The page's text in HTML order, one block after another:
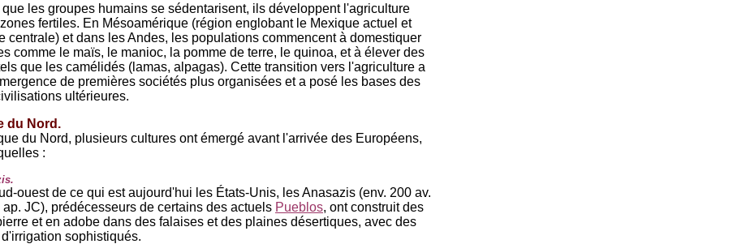
les groupes humains se sédentarisent, ils développent l'agriculture
fertiles. En Mésoamérique (région englobant le Mexique actuel et
centrale) et dans les Andes, les populations commencent à domestiquer
comme le maïs, le manioc, la pomme de terre, le quinoa, et à élever des
que les camélidés (lamas, alpagas). Cette transition vers l'agriculture a
de premières sociétés plus organisées et a posé les bases des
ultérieures.
du Nord.
du Nord, plusieurs cultures ont émergé avant l'arrivée des Européens,
:
ouest de ce qui est aujourd'hui les États-Unis, les Anasazis (env. 200 av.
JC), prédécesseurs de certains des actuels Pueblos, ont construit des
et en adobe dans des falaises et des plaines désertiques, avec des
sophistiqués.